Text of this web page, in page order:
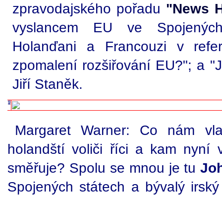
zpravodajského pořadu "News
vyslancem EU ve
Holanďani a Francouzi v
zpomalení rozšiřování EU?"; a
Jiří Staněk.
Margaret Warner: Co nám
holandští voliči říci a kam nyní
směřuje? Spolu se mnou je tu
Spojených státech a bývalý